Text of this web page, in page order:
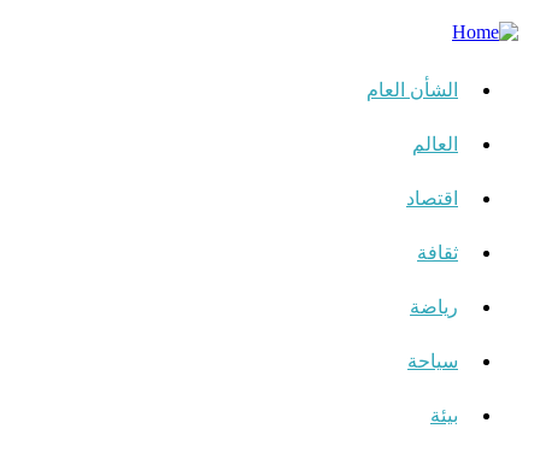
الشأن العام
العالم
اقتصاد
ثقافة
رياضة
سياحة
بيئة